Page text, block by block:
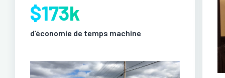
$173k
d’économie de temps machine